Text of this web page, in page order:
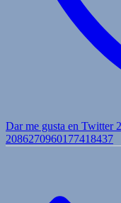
Dar me gusta en Twitter
2086270960177418437